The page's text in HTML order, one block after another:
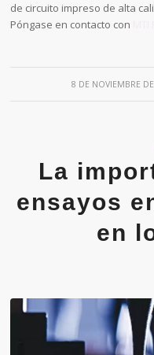
de circuito impreso de alta
Póngase en contacto con
8 DE NOVIEMBRE
/
La
ensayos
en